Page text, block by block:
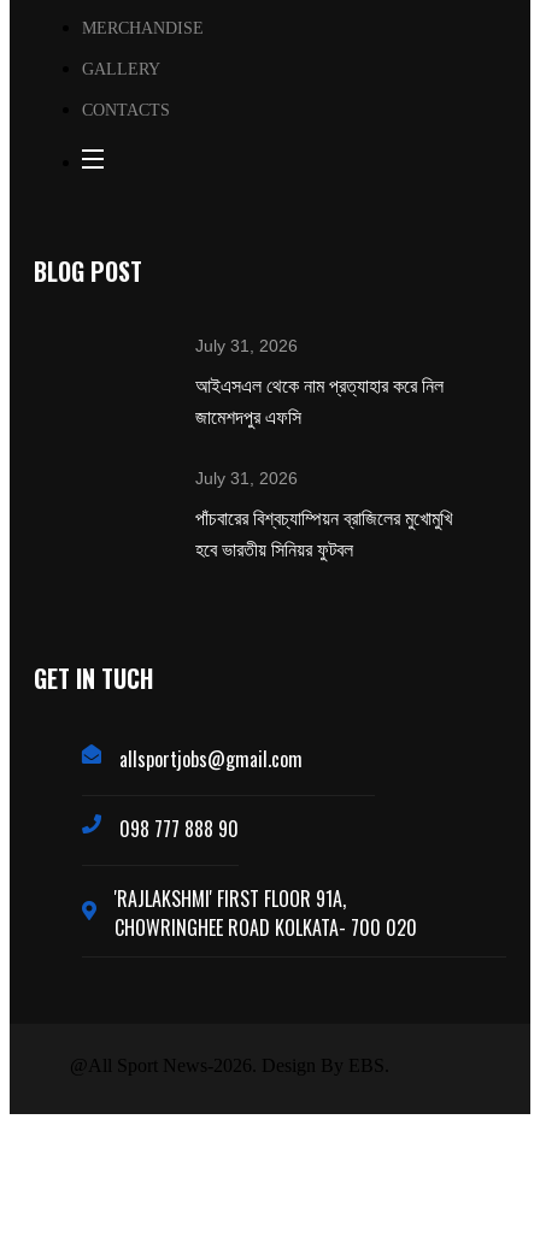
MERCHANDISE
GALLERY
CONTACTS
BLOG POST
July 31, 2026
‌আইএসএল থেকে নাম প্রত্যাহার করে নিল
জামেশদপুর এফসি
July 31, 2026
পাঁচবারের বিশ্বচ্যাম্পিয়ন ব্রাজিলের মুখোমুখি
হবে ভারতীয় সিনিয়র ফুটবল
GET IN TUCH
allsportjobs@gmail.com
098 777 888 90
'RAJLAKSHMI' FIRST FLOOR 91A,
CHOWRINGHEE ROAD KOLKATA- 700 020
@All Sport News-2026. Design By EBS.